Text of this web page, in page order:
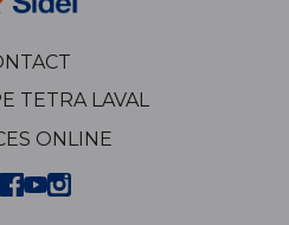
TETRA LAVAL
ONLINE